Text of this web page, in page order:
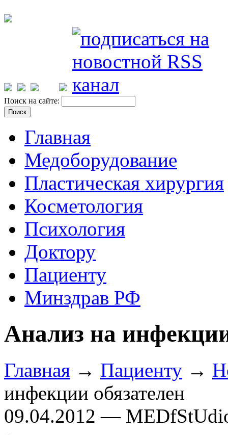
Поиск на сайте:
Главная
Медоборудование
Пластическая хирургия
Косметология
Психология
Доктору
Пациенту
Минздрав РФ
Анализ на
Главная → Пациенту →
инфекции обязателен
09.04.2012 —